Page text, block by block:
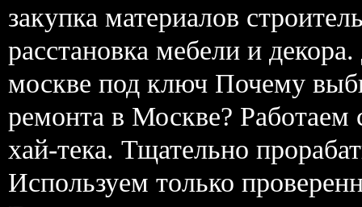
закупка материалов
расстановка мебели и
москве под ключ Почему
ремонта в Москве?
хай-тека. Тщательно
Используем только